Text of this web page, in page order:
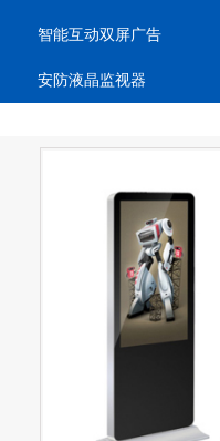
智能互动双屏广告
安防液晶监视器